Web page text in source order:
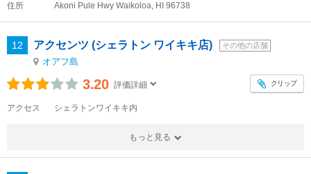
住所 Akoni Pule Hwy Waikoloa, HI 96738
12 アクセンツ (シェラトン ワイキキ店) その他の店舗
オアフ島
3.20 評価詳細 クリップ
アクセス シェラトンワイキキ内
もっと見る